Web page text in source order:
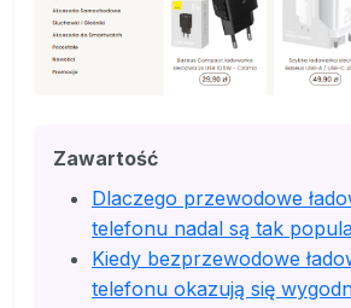
Zawartość
Dlaczego przewodowe
telefonu nadal są tak
Kiedy bezprzewodowe
telefonu okazują się